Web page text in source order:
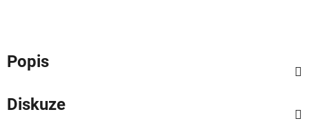
Popis
Diskuze